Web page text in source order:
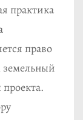
практика
право
земельный